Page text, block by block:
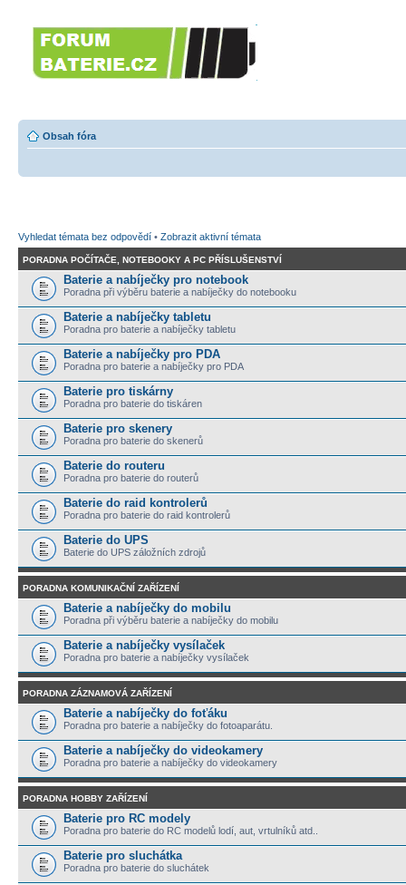
Obsah fóra
Vyhledat témata bez odpovědí • Zobrazit aktivní témata
PORADNA POČÍTAČE, NOTEBOOKY A PC PŘÍSLUŠENSTVÍ
Baterie a nabíječky pro notebook
Poradna při výběru baterie a nabíječky do notebooku
Baterie a nabíječky tabletu
Poradna pro baterie a nabíječky tabletu
Baterie a nabíječky pro PDA
Poradna pro baterie a nabíječky pro PDA
Baterie pro tiskárny
Poradna pro baterie do tiskáren
Baterie pro skenery
Poradna pro baterie do skenerů
Baterie do routeru
Poradna pro baterie do routerů
Baterie do raid kontrolerů
Poradna pro baterie do raid kontrolerů
Baterie do UPS
Baterie do UPS záložních zdrojů
PORADNA KOMUNIKAČNÍ ZAŘÍZENÍ
Baterie a nabíječky do mobilu
Poradna při výběru baterie a nabíječky do mobilu
Baterie a nabíječky vysílaček
Poradna pro baterie a nabíječky vysílaček
PORADNA ZÁZNAMOVÁ ZAŘÍZENÍ
Baterie a nabíječky do foťáku
Poradna pro baterie a nabíječky do fotoaparátu.
Baterie a nabíječky do videokamery
Poradna pro baterie a nabíječky do videokamery
PORADNA HOBBY ZAŘÍZENÍ
Baterie pro RC modely
Poradna pro baterie do RC modelů lodí, aut, vrtulníků atd..
Baterie pro sluchátka
Poradna pro baterie do sluchátek